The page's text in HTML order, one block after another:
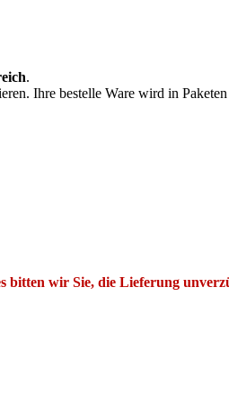
.
Ihre bestelle Ware wird in
bitten wir Sie, die Lieferung